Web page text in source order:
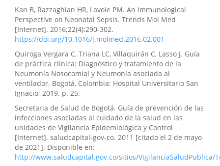
Kan B, Razzaghian HR, Lavoie PM. An Immunological
Perspective on Neonatal Sepsis. Trends Mol Med
[Internet]. 2016;22(4):290-302.
https://doi.org/10.1016/j.molmed.2016.02.001
Quiroga Vergara C, Triana LC, Villaquirán C, Lasso J. Guía
de práctica clínica: Diagnóstico y tratamiento de la
Neumonía Nosocomial y Neumonía asociada al
ventilador. Bogotá, Colombia: Hospital Universitario San
Ignacio; 2019. p. 25.
Secretaria de Salud de Bogotá. Guía de prevención de las
infecciones asociadas al cuidado de la salud en las
unidades de Vigilancia Epidemiológica y Control
[Internet]. saludcapital-gov-co. 2011 [citado el 2 de mayo
de 2021]. Disponible en:
http://www.saludcapital.gov.co/sitios/VigilanciaSaludPublica/